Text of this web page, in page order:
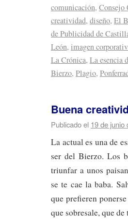
comunicación, Consejo
creatividad, diseño, El
de Publicidad de
León, imagen
La Crónica, La esencia
Bierzo, Plagio,
Buena
Publicado el 19 de junio
La actual es una de
ser del Bierzo. Los
triunfar a unos
se te cae la baba.
que prefieren
que sobresale, que de